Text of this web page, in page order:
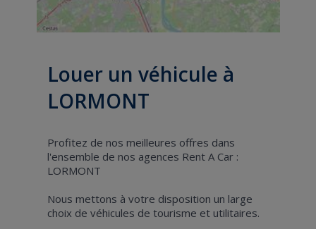
Louer un véhicule à
LORMONT
Profitez de nos meilleures offres dans
l'ensemble de nos agences Rent A Car :
LORMONT
Nous mettons à votre disposition un large
choix de véhicules de tourisme et utilitaires.